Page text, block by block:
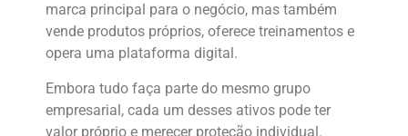
marca principal para o negócio, mas também
vende produtos próprios, oferece treinamentos e
opera uma plataforma digital.
Embora tudo faça parte do mesmo grupo
empresarial, cada um desses ativos pode ter
valor próprio e merecer proteção individual.